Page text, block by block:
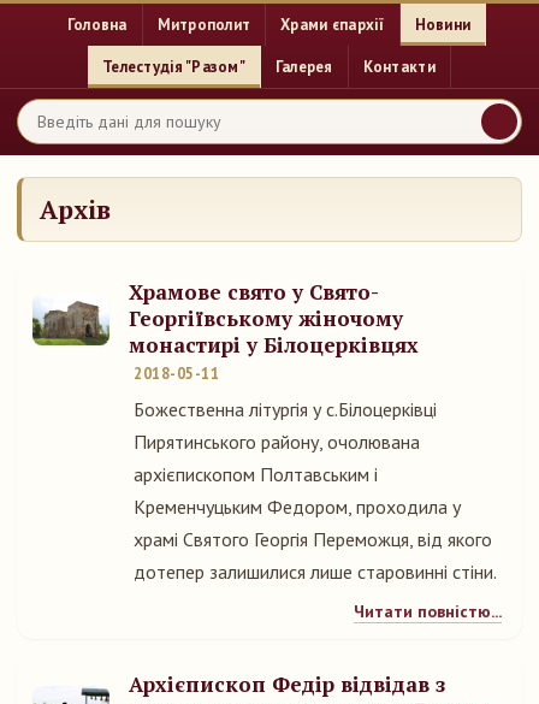
Головна Митрополит Храми єпархії Новини
Телестудія "Разом" Галерея Контакти
Архів
Храмове свято у Свято-
Георгіївському жіночому
монастирі у Білоцерківцях
2018-05-11
Божественна літургія у с.Білоцерківці
Пирятинського району, очолювана
архієпископом Полтавським і
Кременчуцьким Федором, проходила у
храмі Святого Георгія Переможця, від якого
дотепер залишилися лише старовинні стіни.
Читати повністю...
Архієпископ Федір відвідав з